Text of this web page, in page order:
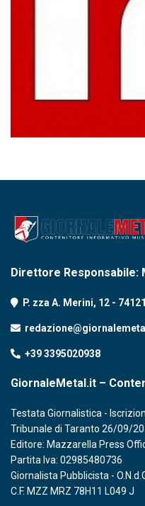
Direttore Responsabile:
P. zza A. Merini, 12 -
+39 3395020938
GiornaleMetal.it –
Testata Giornalistica -
Tribunale di Taranto 26/09/
Editore: Mazzarella Press
Partita Iva: 02985480736
Giornalista Pubblicista -
C.F. MZZ MRZ 78H11 L049 J